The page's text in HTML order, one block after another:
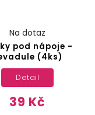
pod nápoje -
(4ks)
Na dotaz
39 Kč
Detail